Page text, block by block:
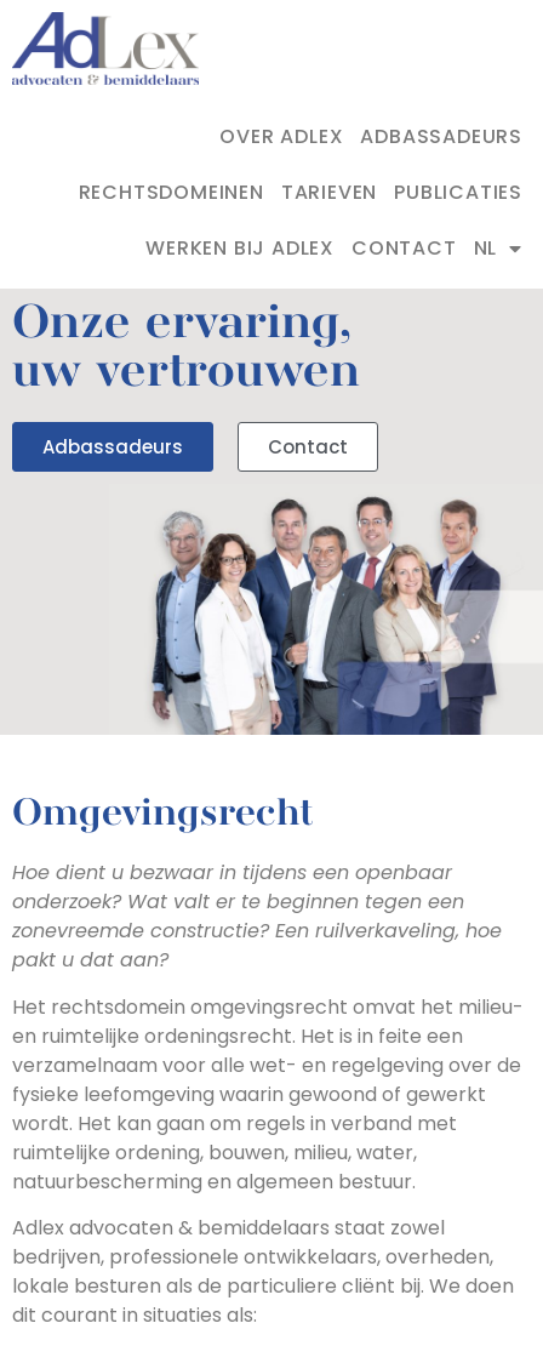
OVER ADLEX
ADBASSADEURS
RECHTSDOMEINEN
TARIEVEN
PUBLICATIES
WERKEN BIJ ADLEX
CONTACT NL
Onze ervaring,
uw vertrouwen
Adbassadeurs Contact
Omgevingsrecht
Hoe dient u bezwaar in tijdens een openbaar
onderzoek? Wat valt er te beginnen tegen een
zonevreemde constructie? Een ruilverkaveling, hoe
pakt u dat aan?
Het rechtsdomein omgevingsrecht omvat het milieu-
en ruimtelijke ordeningsrecht. Het is in feite een
verzamelnaam voor alle wet- en regelgeving over de
fysieke leefomgeving waarin gewoond of gewerkt
wordt. Het kan gaan om regels in verband met
ruimtelijke ordening, bouwen, milieu, water,
natuurbescherming en algemeen bestuur.
Adlex advocaten & bemiddelaars staat zowel
bedrijven, professionele ontwikkelaars, overheden,
lokale besturen als de particuliere cliënt bij. We doen
dit courant in situaties als: